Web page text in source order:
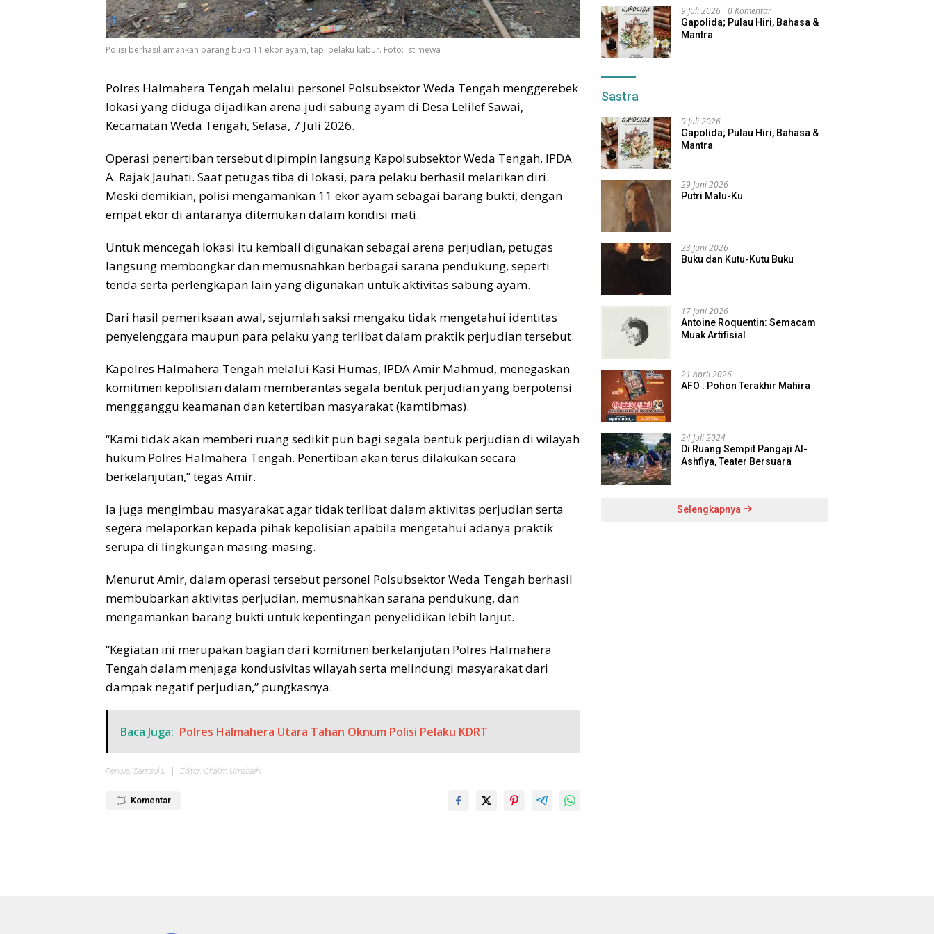
Polisi berhasil amankan barang bukti 11 ekor ayam, tapi pelaku kabur. Foto: Istimewa
Polres Halmahera Tengah melalui personel Polsubsektor Weda Tengah menggerebek
lokasi yang diduga dijadikan arena judi sabung ayam di Desa Lelilef Sawai,
Kecamatan Weda Tengah, Selasa, 7 Juli 2026.
Operasi penertiban tersebut dipimpin langsung Kapolsubsektor Weda Tengah, IPDA
A. Rajak Jauhati. Saat petugas tiba di lokasi, para pelaku berhasil melarikan diri.
Meski demikian, polisi mengamankan 11 ekor ayam sebagai barang bukti, dengan
empat ekor di antaranya ditemukan dalam kondisi mati.
Untuk mencegah lokasi itu kembali digunakan sebagai arena perjudian, petugas
langsung membongkar dan memusnahkan berbagai sarana pendukung, seperti
tenda serta perlengkapan lain yang digunakan untuk aktivitas sabung ayam.
Dari hasil pemeriksaan awal, sejumlah saksi mengaku tidak mengetahui identitas
penyelenggara maupun para pelaku yang terlibat dalam praktik perjudian tersebut.
Kapolres Halmahera Tengah melalui Kasi Humas, IPDA Amir Mahmud, menegaskan
komitmen kepolisian dalam memberantas segala bentuk perjudian yang berpotensi
mengganggu keamanan dan ketertiban masyarakat (kamtibmas).
“Kami tidak akan memberi ruang sedikit pun bagi segala bentuk perjudian di wilayah
hukum Polres Halmahera Tengah. Penertiban akan terus dilakukan secara
berkelanjutan,” tegas Amir.
Ia juga mengimbau masyarakat agar tidak terlibat dalam aktivitas perjudian serta
segera melaporkan kepada pihak kepolisian apabila mengetahui adanya praktik
serupa di lingkungan masing-masing.
Menurut Amir, dalam operasi tersebut personel Polsubsektor Weda Tengah berhasil
membubarkan aktivitas perjudian, memusnahkan sarana pendukung, dan
mengamankan barang bukti untuk kepentingan penyelidikan lebih lanjut.
“Kegiatan ini merupakan bagian dari komitmen berkelanjutan Polres Halmahera
Tengah dalam menjaga kondusivitas wilayah serta melindungi masyarakat dari
dampak negatif perjudian,” pungkasnya.
Baca Juga: Polres Halmahera Utara Tahan Oknum Polisi Pelaku KDRT
Penulis: Samsul L Editor: Ghalim Umabaihi
Komentar
9 Juli 2026 0 Komentar
Gapolida; Pulau Hiri, Bahasa &
Mantra
Sastra
9 Juli 2026
Gapolida; Pulau Hiri, Bahasa &
Mantra
29 Juni 2026
Putri Malu-Ku
23 Juni 2026
Buku dan Kutu-Kutu Buku
17 Juni 2026
Antoine Roquentin: Semacam
Muak Artifisial
21 April 2026
AFO : Pohon Terakhir Mahira
24 Juli 2024
Di Ruang Sempit Pangaji Al-
Ashfiya, Teater Bersuara
Selengkapnya